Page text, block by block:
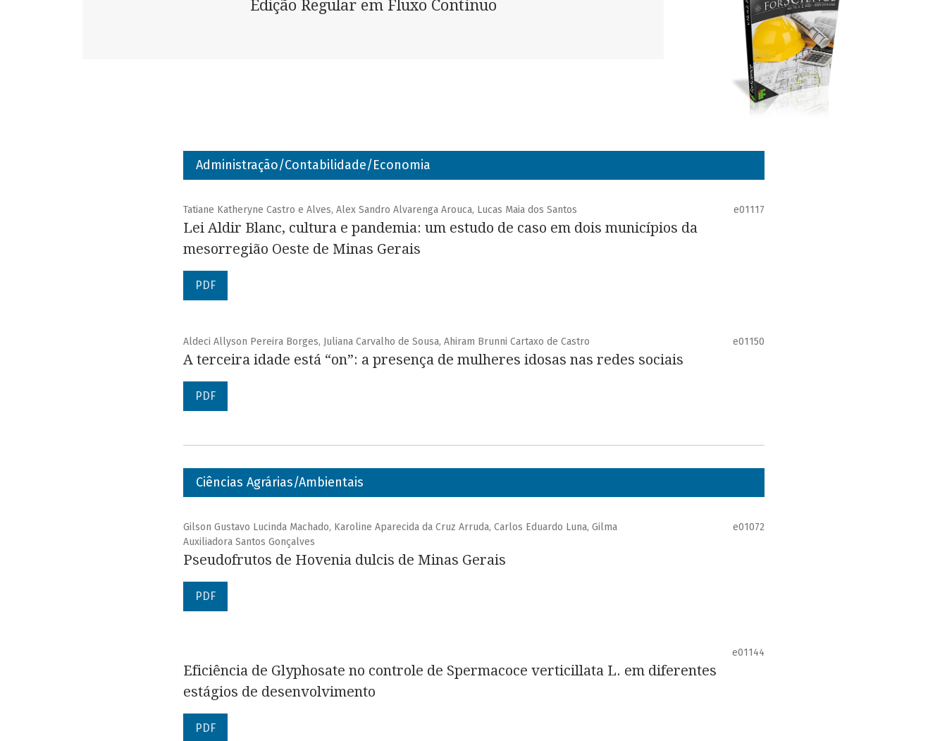
Edição Regular em Fluxo Contínuo
Administração/Contabilidade/Economia
Tatiane Katheryne Castro e Alves, Alex Sandro Alvarenga Arouca, Lucas Maia dos Santos e01117
Lei Aldir Blanc, cultura e pandemia: um estudo de caso em dois municípios da
mesorregião Oeste de Minas Gerais
PDF
Aldeci Allyson Pereira Borges, Juliana Carvalho de Sousa, Ahiram Brunni Cartaxo de Castro e01150
A terceira idade está “on”: a presença de mulheres idosas nas redes sociais
PDF
Ciências Agrárias/Ambientais
Gilson Gustavo Lucinda Machado, Karoline Aparecida da Cruz Arruda, Carlos Eduardo Luna, Gilma
Auxiliadora Santos Gonçalves
e01072
Pseudofrutos de Hovenia dulcis de Minas Gerais
PDF
e01144
Eficiência de Glyphosate no controle de Spermacoce verticillata L. em diferentes
estágios de desenvolvimento
PDF